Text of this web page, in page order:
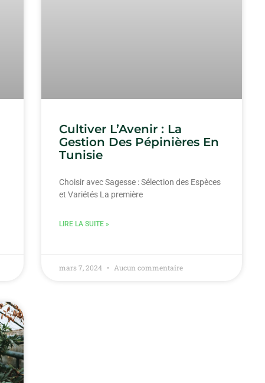
Cultiver L’Avenir : La
Gestion Des Pépinières En
Tunisie
Choisir avec Sagesse : Sélection des Espèces
et Variétés La première
LIRE LA SUITE »
mars 7, 2024 Aucun commentaire